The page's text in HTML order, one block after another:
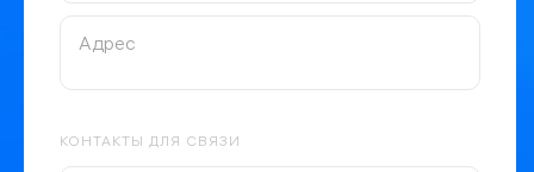
КОНТАКТЫ ДЛЯ СВЯЗИ